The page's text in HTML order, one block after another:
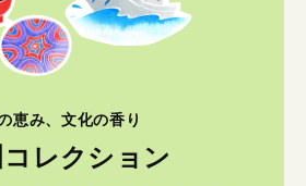
恵み、文化の香り
レクション